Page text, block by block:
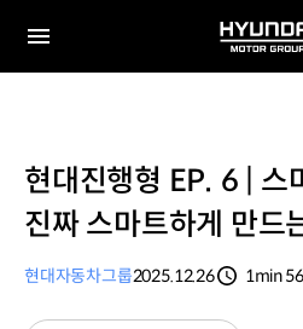
전체
HYUNDAI
MOTOR
현대진행형 EP. 6 | 스
진짜 스마트하게 만드
현대자동차그룹2025.12.26
1min